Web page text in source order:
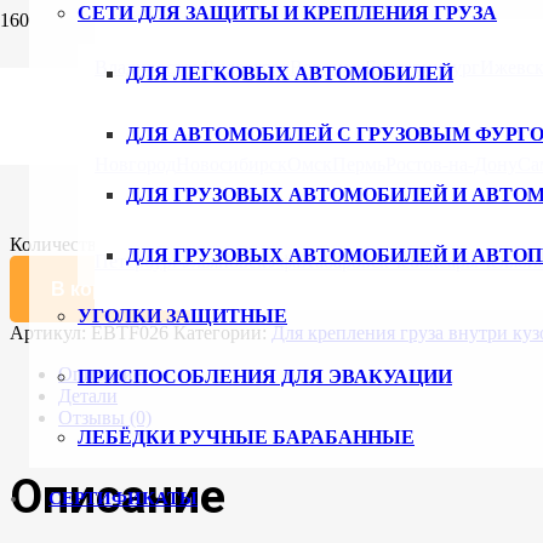
ВладивостокВолгоград ВоронежЕкатеринбург
ПетербургУльяновскУфаХабаровскЧебоксары
СЕТИ ДЛЯ ЗАЩИТЫ И КРЕПЛЕНИЯ ГРУЗА
ДЛЯ ЛЕГКОВЫХ АВТОМОБИЛЕЙ
ДЛЯ АВТОМОБИЛЕЙ С ГРУЗОВЫМ
ДЛЯ ГРУЗОВЫХ АВТОМОБИЛЕЙ И
ДЛЯ ГРУЗОВЫХ АВТОМОБИЛЕЙ И
УГОЛКИ ЗАЩИТНЫЕ
ПРИСПОСОБЛЕНИЯ ДЛЯ ЭВАКУАЦИИ
ЛЕБЁДКИ РУЧНЫЕ БАРАБАННЫЕ
СЕРТИФИКАТЫ
1 в наличии
Количество товара Заглушка пластиковая для такелажной
В корзину
Артикул: EBTF026 Категории: Для крепления груза внутри
Описание
Детали
Отзывы (0)
Описание